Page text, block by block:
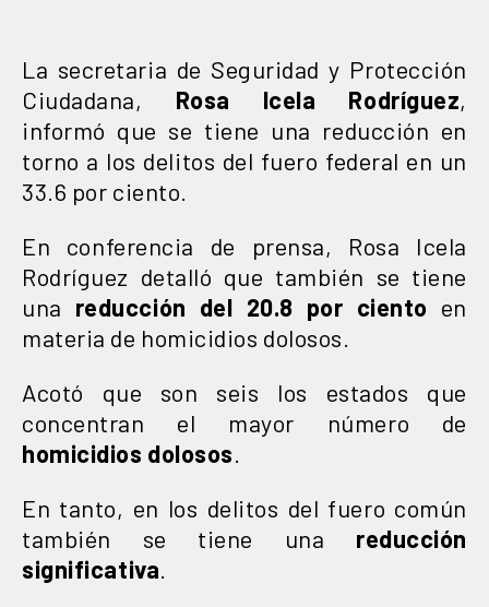
La secretaria de Seguridad y Protección
Ciudadana, Rosa Icela Rodríguez,
informó que se tiene una reducción en
torno a los delitos del fuero federal en un
33.6 por ciento.
En conferencia de prensa, Rosa Icela
Rodríguez detalló que también se tiene
una reducción del 20.8 por ciento en
materia de homicidios dolosos.
Acotó que son seis los estados que
concentran el mayor número de
homicidios dolosos
En tanto, en los delitos del fuero común
también se tiene una reducción
significativa